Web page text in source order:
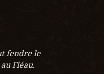
fendre le
Fléau.